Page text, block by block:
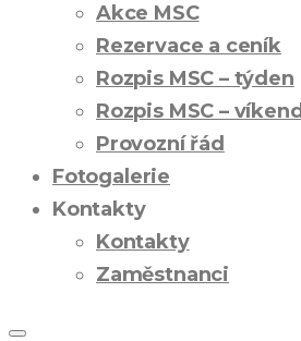
Akce MSC
Rezervace a ceník
Rozpis MSC – týden
Rozpis MSC – víkend
Provozní řád
Fotogalerie
Kontakty
Kontakty
Zaměstnanci